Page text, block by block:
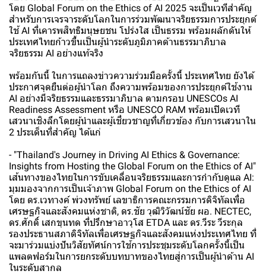
โดย Global Forum on the Ethics of AI 2025 จะเป็นเวทีสำคัญ
สำหรับการเจรจาระดับโลกในการร่วมพัฒนาจริยธรรมการประยุกต์
ใช้ AI ที่เคารพสิทธิมนุษยชน โปร่งใส เป็นธรรม พร้อมผลักดันให้
ประเทศไทยก้าวขึ้นเป็นผู้นำระดับภูมิภาคด้านธรรมาภิบาล
จริยธรรม AI อย่างแท้จริง
พร้อมกันนี้ ในการแถลงข่าวความร่วมมือครั้งนี้ ประเทศไทย ยังได้
ประกาศจุดยืนต่อผู้นำโลก ถึงความพร้อมของการประยุกต์ใช้งาน
AI อย่างมีจริยธรรมและธรรมาภิบาล ตามกรอบ UNESCOs AI
Readiness Assessment หรือ UNESCO RAM พร้อมเปิดเวที
เสวนาเชิงลึกโดยผู้นำและผู้เชี่ยวชาญที่เกี่ยวข้อง กับการเสวนาใน
2 ประเด็นที่สำคัญ ได้แก่
- "Thailand's Journey in Driving AI Ethics & Governance:
Insights from Hosting the Global Forum on the Ethics of AI"
เส้นทางของไทยในการขับเคลื่อนจริยธรรมและการกำกับดูแล AI:
มุมมองจากการเป็นเจ้าภาพ Global Forum on the Ethics of AI
โดย ดร.เวทางค์ พ่วงทรัพย์ เลขาธิการคณะกรรมการดิจิทัลเพื่อ
เศรษฐกิจและสังคมแห่งชาติ, ดร.ชัย วุฒิวิวัฒน์ชัย ผอ. NECTEC,
ดร.ศักดิ์ เสกขุนทด ที่ปรึกษาอาวุโส ETDA และ ดร.วีระ วีระกุล
รองประธานสภาดิจิทัลเพื่อเศรษฐกิจและสังคมแห่งประเทศไทย ที่
จะมาร่วมแบ่งปันวิสัยทัศน์การใช้การประชุมระดับโลกครั้งนี้เป็น
แพลตฟอร์มในการยกระดับบทบาทของไทยสู่การเป็นผู้นำด้าน AI
ในระดับสากล